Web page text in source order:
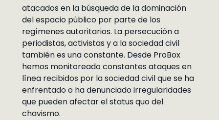
atacados en la búsqueda de la dominación
del espacio público por parte de los
regímenes autoritarios. La persecución a
periodistas, activistas y a la sociedad civil
también es una constante. Desde ProBox
hemos monitoreado constantes ataques en
línea recibidos por la sociedad civil que se ha
enfrentado o ha denunciado irregularidades
que pueden afectar el status quo del
chavismo.